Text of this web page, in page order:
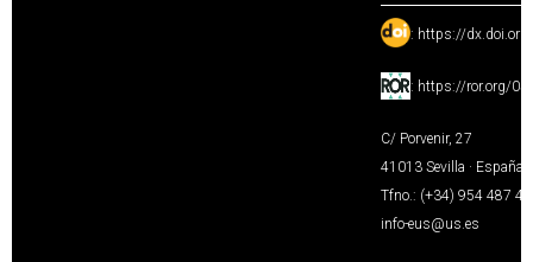
: https://
: https://ror.org/
C/ Porvenir, 27
41013 Sevilla · España
Tfno.: (+34) 954 487
info-eus@us.es